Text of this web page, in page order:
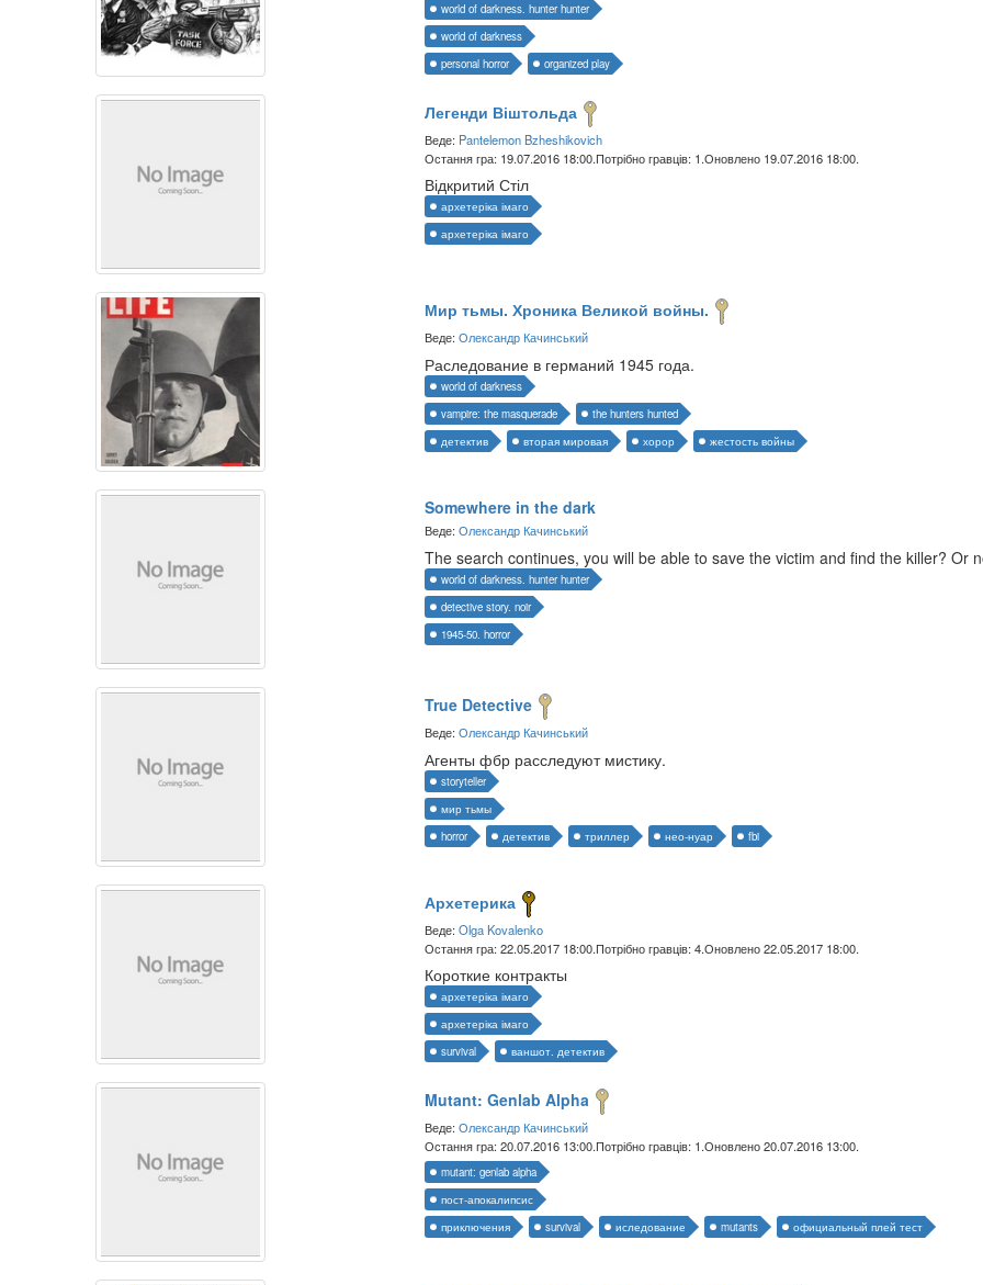
world of darkness. hunter hunter
world of darkness
personal horror
organized play
Легенди Віштольда
Веде: Pantelemon Bzheshikovich
Остання гра: 19.07.2016 18:00.Потрібно гравців: 1.Оновлено 19.07.2016 18:00.
Відкритий Стіл
архетеріка імаго
архетеріка імаго
Мир тьмы. Хроника Великой войны.
Веде:Олександр Качинський
Раследование в германий 1945 года.
world of darkness
vampire: the masquerade
the hunters hunted
детектив
вторая мировая хорор жестость войны
Somewhere in the dark
Веде:Олександр Качинський
The search continues, you will be able to save the victim and find the killer? Or
world of darkness. hunter hunter
detective story. noir
1945-50. horror
True Detective
Веде:Олександр Качинський
Агенты фбр расследуют мистику.
storyteller
мир тьмы
horror
детектив триллер нео-нуар fbi
Архетерика
Веде:Olga Kovalenko
Остання гра: 22.05.2017 18:00.Потрібно гравців: 4.Оновлено 22.05.2017 18:00.
Короткие контракты
архетеріка імаго
архетеріка імаго
survival
ваншот. детектив
Mutant: Genlab Alpha
Веде:Олександр Качинський
Остання гра: 20.07.2016 13:00.Потрібно гравців: 1.Оновлено 20.07.2016 13:00.
mutant: genlab alpha
пост-апокалипсис
приключения
survival иследование mutants официальный плей тест